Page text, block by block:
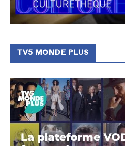
TV5 MONDE PLUS